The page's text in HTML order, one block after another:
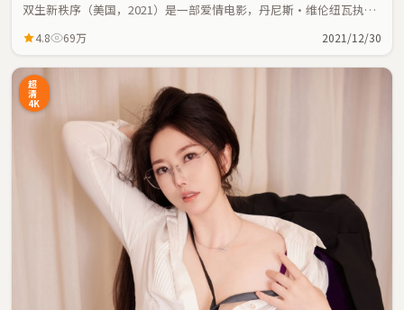
双生新秩序（美国，2021）是一部爱情电影，丹尼斯·维伦纽瓦执
4.8 69万 2021/12/30
超
清
4K